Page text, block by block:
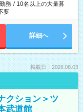
務 / 10名以上の大量募
要
詳細へ
掲載日：2026.08.03
クション＞ツ
武道館